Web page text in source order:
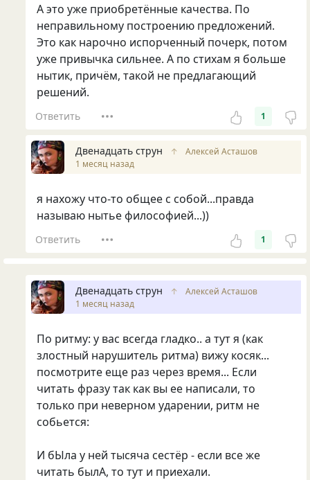
А это уже приобретённые качества. По
неправильному построению предложений.
Это как нарочно испорченный почерк, потом
уже привычка сильнее. А по стихам я больше
нытик, причём, такой не предлагающий
решений.
Ответить 1
Двенадцать струн ↑
Алексей Асташов
1 месяц назад
я нахожу что-то общее с собой...правда
называю нытье философией...))
Ответить 1
Двенадцать струн ↑
Алексей Асташов
1 месяц назад
По ритму: у вас всегда гладко.. а тут я (как
злостный нарушитель ритма) вижу косяк...
посмотрите еще раз через время... Если
читать фразу так как вы ее написали, то
только при неверном ударении, ритм не
собьется:
И бЫла у ней тысяча сестёр - если все же
читать былА, то тут и приехали.